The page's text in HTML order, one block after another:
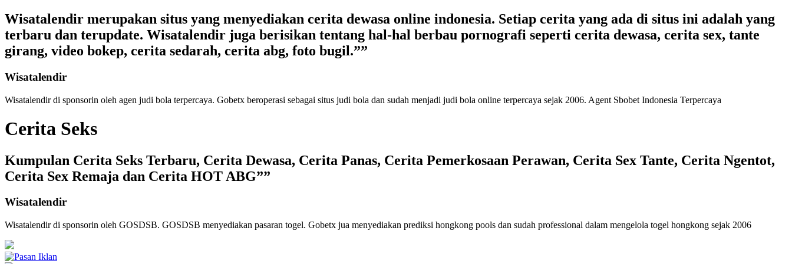
Wisatalendir merupakan situs yang menyediakan cerita dewasa online indonesia. Setiap cerita yang ada di situs ini adalah yang
terbaru dan terupdate. Wisatalendir juga berisikan tentang hal-hal berbau pornografi seperti cerita dewasa, cerita sex, tante
girang, video bokep, cerita sedarah, cerita abg, foto bugil.””
Wisatalendir
Wisatalendir di sponsorin oleh agen judi bola terpercaya. Gobetx beroperasi sebagai situs judi bola dan sudah menjadi judi bola online terpercaya sejak 2006. Agent Sbobet Indonesia Terpercaya
Cerita Seks
Kumpulan Cerita Seks Terbaru, Cerita Dewasa, Cerita Panas, Cerita Pemerkosaan Perawan, Cerita Sex Tante, Cerita Ngentot,
Cerita Sex Remaja dan Cerita HOT ABG””
Wisatalendir
Wisatalendir di sponsorin oleh GOSDSB. GOSDSB menyediakan pasaran togel. Gobetx jua menyediakan prediksi hongkong pools dan sudah professional dalam mengelola togel hongkong sejak 2006